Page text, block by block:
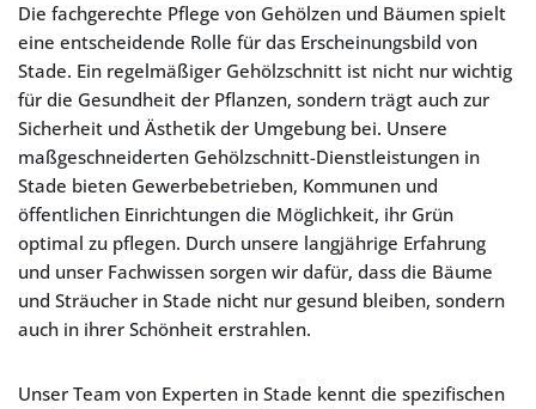
Die fachgerechte Pflege von Gehölzen und Bäumen spielt
eine entscheidende Rolle für das Erscheinungsbild von
Stade. Ein regelmäßiger Gehölzschnitt ist nicht nur wichtig
für die Gesundheit der Pflanzen, sondern trägt auch zur
Sicherheit und Ästhetik der Umgebung bei. Unsere
maßgeschneiderten Gehölzschnitt-Dienstleistungen in
Stade bieten Gewerbebetrieben, Kommunen und
öffentlichen Einrichtungen die Möglichkeit, ihr Grün
optimal zu pflegen. Durch unsere langjährige Erfahrung
und unser Fachwissen sorgen wir dafür, dass die Bäume
und Sträucher in Stade nicht nur gesund bleiben, sondern
auch in ihrer Schönheit erstrahlen.
Unser Team von Experten in Stade kennt die spezifischen